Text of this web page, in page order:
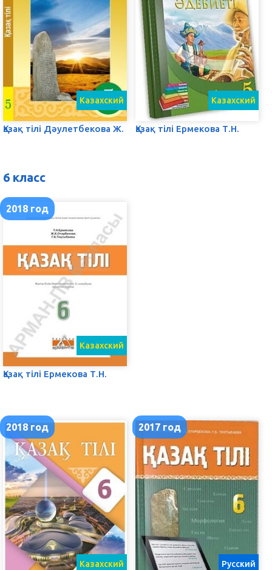
Қазақ тілі Дәулетбекова Ж.
Казахский
Қазақ тілі Ермекова Т.Н.
Казахский
6 класс
2018 год
Қазақ тілі Ермекова Т.Н.
Казахский
2018 год
Казахский
2017 год
Русский